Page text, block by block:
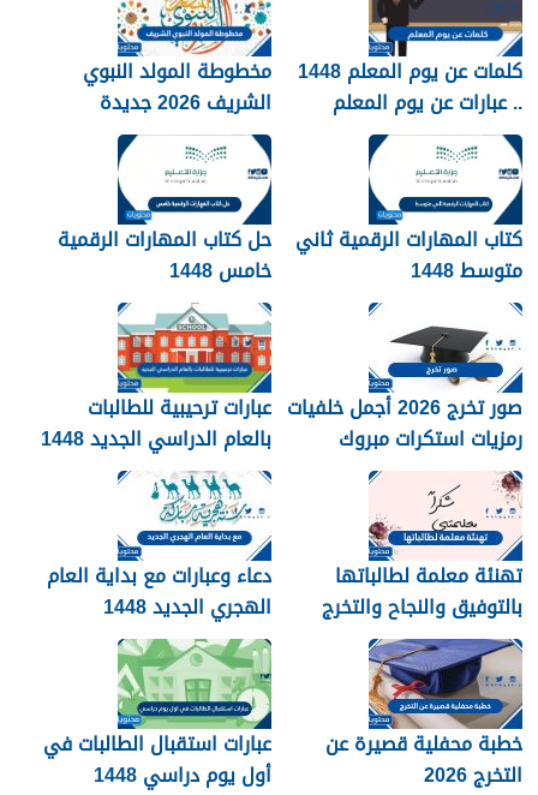
كلمات عن يوم المعلم 1448
.. عبارات عن يوم المعلم
مكتوبة 1448
مخطوطة المولد النبوي
الشريف 2026 جديدة
كتاب المهارات الرقمية ثاني
متوسط 1448
حل كتاب المهارات الرقمية
خامس 1448
صور تخرج 2026 أجمل خلفيات
رمزيات استكرات مبروك
التخرج 1448
عبارات ترحيبية للطالبات
بالعام الدراسي الجديد 1448
بالصور
تهنئة معلمة لطالباتها
بالتوفيق والنجاح والتخرج
2026
دعاء وعبارات مع بداية العام
الهجري الجديد 1448
خطبة محفلية قصيرة عن
التخرج 2026
عبارات استقبال الطالبات في
أول يوم دراسي 1448